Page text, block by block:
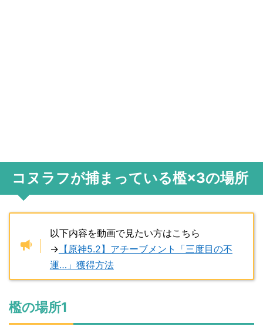
コヌラフが捕まっている檻×3の場所
以下内容を動画で見たい方はこちら
→ 【原神5.2】アチーブメント「三度目の不
運…」獲得方法
檻の場所1